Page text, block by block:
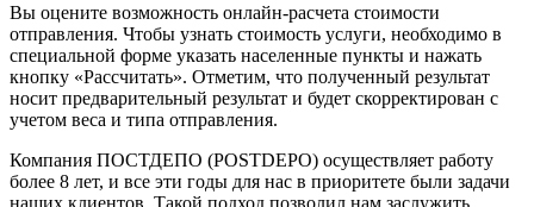
Вы оцените возможность онлайн-расчета стоимости
отправления. Чтобы узнать стоимость услуги, необходимо в
специальной форме указать населенные пункты и нажать
кнопку «Рассчитать». Отметим, что полученный результат
носит предварительный результат и будет скорректирован с
учетом веса и типа отправления.
Компания ПОСТДЕПО (POSTDEPO) осуществляет работу
более 8 лет, и все эти годы для нас в приоритете были задачи
наших клиентов. Такой подход позволил нам заслужить